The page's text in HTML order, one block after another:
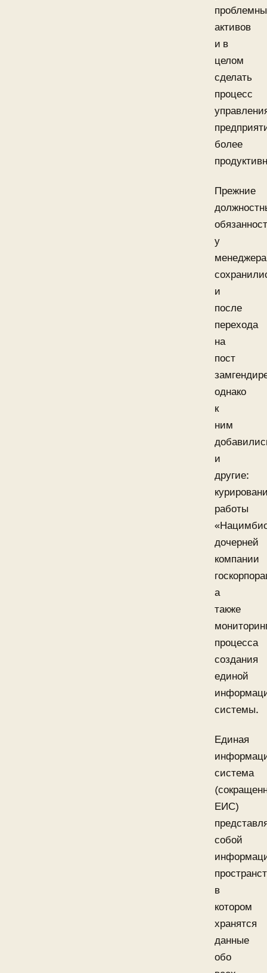
активов
и в
целом
сделать
процесс
более
Прежние
у
менеджера
и
после
перехода
на
пост
однако
к
ним
и
другие:
работы
дочерней
компании
а
также
процесса
создания
единой
системы.
Единая
система
ЕИС)
собой
в
котором
хранятся
данные
обо